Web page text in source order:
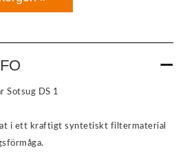
Sotsug DS 1
i ett kraftigt syntetiskt filtermaterial